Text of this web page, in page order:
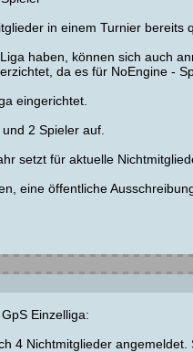
in einem Turnier bereits
haben, können sich auch
da es für NoEngine -
eingerichtet.
2 Spieler auf.
setzt für aktuelle
eine öffentliche
Einzelliga:
4 Nichtmitglieder